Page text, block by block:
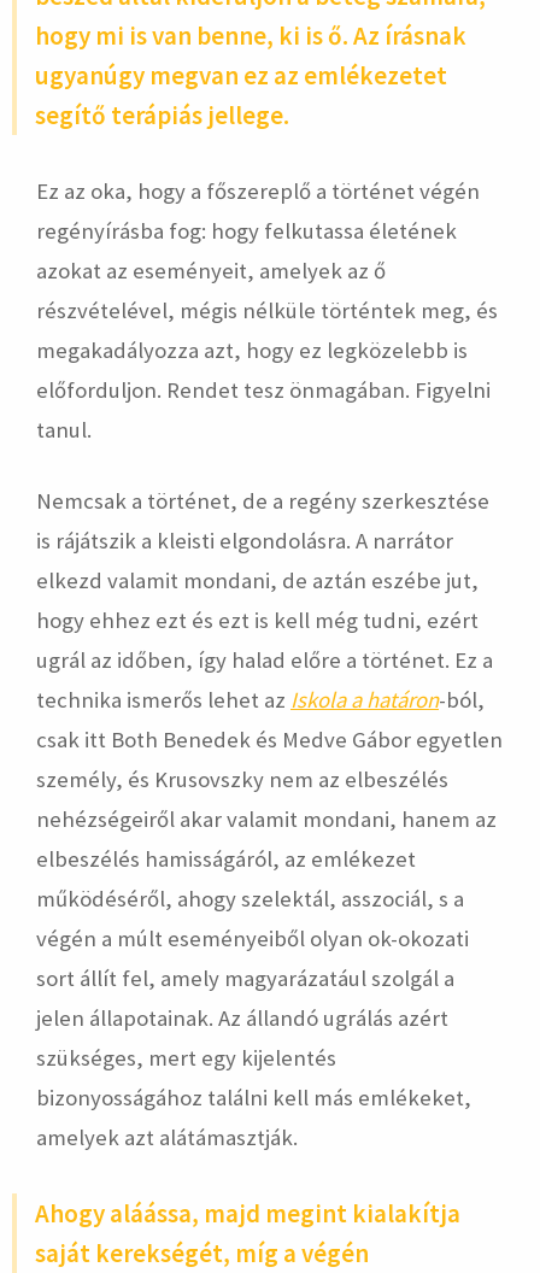
hogy mi is van benne, ki is ő. Az írásnak
ugyanúgy megvan ez az emlékezetet
segítő terápiás jellege.
Ez az oka, hogy a főszereplő a történet végén
regényírásba fog: hogy felkutassa életének
azokat az eseményeit, amelyek az ő
részvételével, mégis nélküle történtek meg, és
megakadályozza azt, hogy ez legközelebb is
előforduljon. Rendet tesz önmagában. Figyelni
tanul.
Nemcsak a történet, de a regény szerkesztése
is rájátszik a kleisti elgondolásra. A narrátor
elkezd valamit mondani, de aztán eszébe jut,
hogy ehhez ezt és ezt is kell még tudni, ezért
ugrál az időben, így halad előre a történet. Ez a
technika ismerős lehet az Iskola a határon-ból,
csak itt Both Benedek és Medve Gábor egyetlen
személy, és Krusovszky nem az elbeszélés
nehézségeiről akar valamit mondani, hanem az
elbeszélés hamisságáról, az emlékezet
működéséről, ahogy szelektál, asszociál, s a
végén a múlt eseményeiből olyan ok-okozati
sort állít fel, amely magyarázatául szolgál a
jelen állapotainak. Az állandó ugrálás azért
szükséges, mert egy kijelentés
bizonyosságához találni kell más emlékeket,
amelyek azt alátámasztják.
Ahogy aláássa, majd megint kialakítja
saját kerekségét, míg a végén